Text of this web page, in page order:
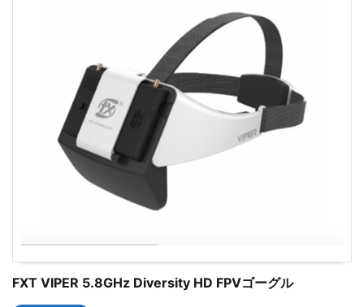
FXT VIPER 5.8GHz Diversity HD FPVゴーグル